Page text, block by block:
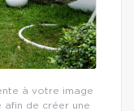
à votre image
afin de créer une